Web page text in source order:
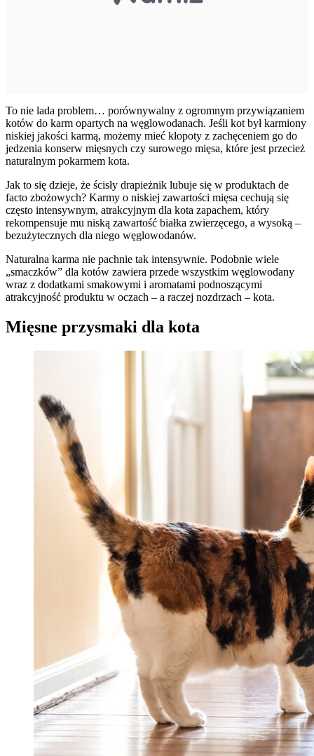
To nie lada problem… porównywalny z ogromnym przywiązaniem
kotów do karm opartych na węglowodanach. Jeśli kot był karmiony
niskiej jakości karmą, możemy mieć kłopoty z zachęceniem go do
jedzenia konserw mięsnych czy surowego mięsa, które jest przecież
naturalnym pokarmem kota.
Jak to się dzieje, że ścisły drapieżnik lubuje się w produktach de
facto zbożowych? Karmy o niskiej zawartości mięsa cechują się
często intensywnym, atrakcyjnym dla kota zapachem, który
rekompensuje mu niską zawartość białka zwierzęcego, a wysoką –
bezużytecznych dla niego węglowodanów.
Naturalna karma nie pachnie tak intensywnie. Podobnie wiele
„smaczków” dla kotów zawiera przede wszystkim węglowodany
wraz z dodatkami smakowymi i aromatami podnoszącymi
atrakcyjność produktu w oczach – a raczej nozdrzach – kota.
Mięsne przysmaki dla kota